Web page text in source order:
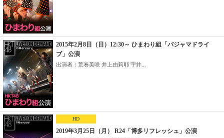
2015年2月8日（日）12:30～ ひまわり組「パジャマドライ
ブ」公演
出演者：荒巻美咲 井上由莉耶 宇井...
HD
2019年3月25日（月） R24「博多リフレッシュ」公演